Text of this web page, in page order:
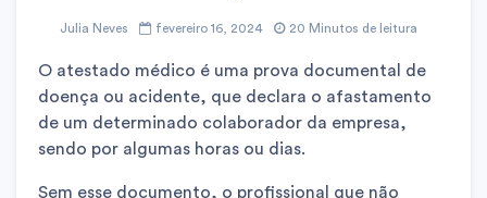
Julia Neves fevereiro 16, 2024 20 Minutos de leitura
O atestado médico é uma prova documental de
doença ou acidente, que declara o afastamento
de um determinado colaborador da empresa,
sendo por algumas horas ou dias.
Sem esse documento, o profissional que não